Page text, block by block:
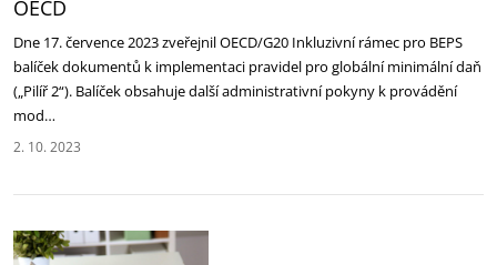
OECD
Dne 17. července 2023 zveřejnil OECD/G20 Inkluzivní rámec pro BEPS
balíček dokumentů k implementaci pravidel pro globální minimální daň
(„Pilíř 2“). Balíček obsahuje další administrativní pokyny k provádění
mod…
2. 10. 2023